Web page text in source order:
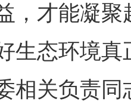
，才能凝
生态环境真
相关负责